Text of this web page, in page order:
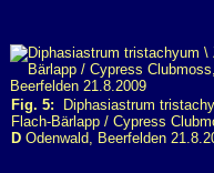
Fig. 5: Diphasiastrum
Flach-Bärlapp / Cypress
D Odenwald, Beerfelden